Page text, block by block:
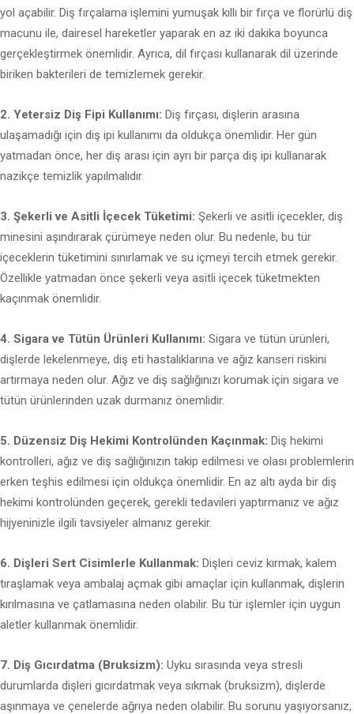
yol açabilir. Diş fırçalama işlemini yumuşak kıllı bir fırça ve florürlü diş
macunu ile, dairesel hareketler yaparak en az iki dakika boyunca
gerçekleştirmek önemlidir. Ayrıca, dil fırçası kullanarak dil üzerinde
biriken bakterileri de temizlemek gerekir.
2. Yetersiz Diş Fipi Kullanımı: Diş fırçası, dişlerin arasına
ulaşamadığı için diş ipi kullanımı da oldukça önemlidir. Her gün
yatmadan önce, her diş arası için ayrı bir parça diş ipi kullanarak
nazikçe temizlik yapılmalıdır.
3. Şekerli ve Asitli İçecek Tüketimi: Şekerli ve asitli içecekler, diş
minesini aşındırarak çürümeye neden olur. Bu nedenle, bu tür
içeceklerin tüketimini sınırlamak ve su içmeyi tercih etmek gerekir.
Özellikle yatmadan önce şekerli veya asitli içecek tüketmekten
kaçınmak önemlidir.
4. Sigara ve Tütün Ürünleri Kullanımı: Sigara ve tütün ürünleri,
dişlerde lekelenmeye, diş eti hastalıklarına ve ağız kanseri riskini
artırmaya neden olur. Ağız ve diş sağlığınızı korumak için sigara ve
tütün ürünlerinden uzak durmanız önemlidir.
5. Düzensiz Diş Hekimi Kontrolünden Kaçınmak: Diş hekimi
kontrolleri, ağız ve diş sağlığınızın takip edilmesi ve olası problemlerin
erken teşhis edilmesi için oldukça önemlidir. En az altı ayda bir diş
hekimi kontrolünden geçerek, gerekli tedavileri yaptırmanız ve ağız
hijyeninizle ilgili tavsiyeler almanız gerekir.
6. Dişleri Sert Cisimlerle Kullanmak: Dişleri ceviz kırmak, kalem
tıraşlamak veya ambalaj açmak gibi amaçlar için kullanmak, dişlerin
kırılmasına ve çatlamasına neden olabilir. Bu tür işlemler için uygun
aletler kullanmak önemlidir.
7. Diş Gıcırdatma (Bruksizm): Uyku sırasında veya stresli
durumlarda dişleri gıcırdatmak veya sıkmak (bruksizm), dişlerde
aşınmaya ve çenelerde ağrıya neden olabilir. Bu sorunu yaşıyorsanız,